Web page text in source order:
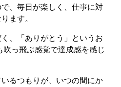
で、毎日が楽しく、仕事に対
ます。
、「ありがとう」というお
吹っ飛ぶ感覚で達成感を感じ
るつもりが、いつの間にか